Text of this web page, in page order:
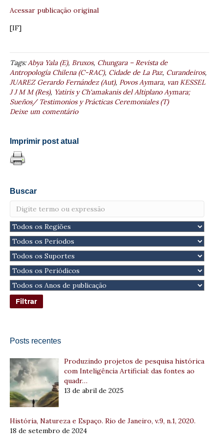
Acessar publicação original
[IF]
Tags:Abya Yala (E), Bruxos, Chungara – Revista de
Antropología Chilena (C-RAC), Cidade de La Paz, Curandeiros,
JUAREZ Gerardo Fernández (Aut), Povos Aymara, van KESSEL
J J M M (Res), Yatiris y Ch'amakanis del Altiplano Aymara;
Sueños/ Testimonios y Prácticas Ceremoniales (T)
Deixe um comentário
Imprimir post atual
Buscar
Posts recentes
Produzindo projetos de pesquisa histórica
com Inteligência Artificial: das fontes ao
quadr…
13 de abril de 2025
História, Natureza e Espaço. Rio de Janeiro, v.9, n.1, 2020.
18 de setembro de 2024